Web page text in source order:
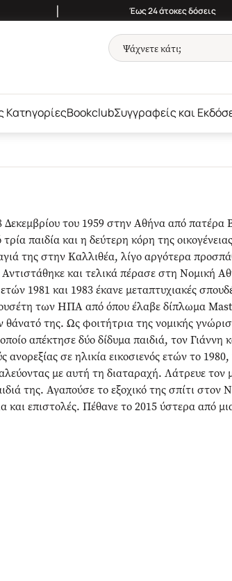
| Έως 24 άτοκες δόσεις
ΚατηγορίεςBookclubΣυγγραφείς και
του 1959 στην Αθήνα από πατέρα
παιδία και η δεύτερη κόρη της
της στην Καλλιθέα, λίγο αργότερα
Αντιστάθηκε και τελικά πέρασε στη Νομική
1981 και 1983 έκανε μεταπτυχιακές
των ΗΠΑ από όπου έλαβε δίπλωμα
θάνατό της. Ως φοιτήτρια της νομικής
απέκτησε δύο δίδυμα παιδιά, τον
σε ηλικία εικοσιενός ετών το
με αυτή τη διαταραχή. Λάτρευε τον
της. Αγαπούσε το εξοχικό της σπίτι στον
επιστολές. Πέθανε το 2015 ύστερα από